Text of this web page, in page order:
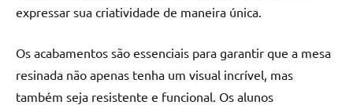
expressar sua criatividade de maneira única.
Os acabamentos são essenciais para garantir que a mesa
resinada não apenas tenha um visual incrível, mas
também seja resistente e funcional. Os alunos